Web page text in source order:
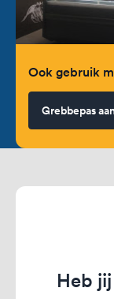
Ook gebruik
Grebbepas
Heb